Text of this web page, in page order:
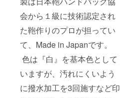
会から１級に技術認定され
た鞄作りのプロが担ってい
て、Made in Japanです。
色は『白』を基本色として
いますが、汚れにくいよう
に撥水加工を3回施すなど印